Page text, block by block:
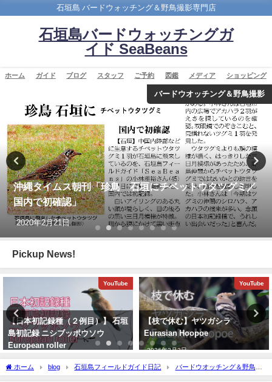
石垣島 バードウォッチング＆野鳥撮影専門店
石垣島バードウォッチングガ
イド SeaBeans
ホーム ガイド ブログ スタッフ ご予約 図鑑 メディア ショッピング
バードウオッチング＆野鳥撮影
沖縄タイムス朝刊「珍鳥 石垣にチベットウタツグミ／
国内で初確認」
2020年2月21日
Pickup News!
YouTube
【日本初記録種（２例目）】 石垣
島初記録 ニシブッポウソウ
European roller
YouTube
【枝で休む】ヤツガシラ
Eurasian Hoopoe
2026年3月3日
ホーム blog 石垣島フィールドガイド日記
バードウオッチング＆野鳥撮
影
リュウキュウアカショウビン！！